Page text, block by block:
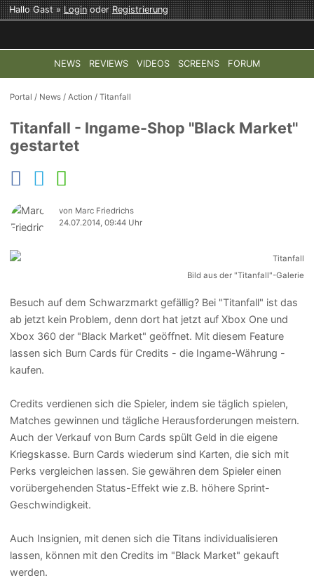
Hallo Gast »LoginoderRegistrierung
NEWS REVIEWS VIDEOS SCREENS FORUM
TOP-THEMEN: COD: MODERN WARFARE 4 HALO:
Portal / News /Action /Titanfall
Titanfall - Ingame-Shop "Black Market"
gestartet
von Marc Friedrichs
24.07.2014, 09:44 Uhr
Bild aus der "Titanfall"-Galerie
Besuch auf dem Schwarzmarkt gefällig? Bei "Titanfall" ist das
ab jetzt kein Problem, denn dort hat jetzt auf Xbox One und
Xbox 360 der "Black Market" geöffnet. Mit diesem Feature
lassen sich Burn Cards für Credits - die Ingame-Währung -
kaufen.
Credits verdienen sich die Spieler, indem sie täglich spielen,
Matches gewinnen und tägliche Herausforderungen meistern.
Auch der Verkauf von Burn Cards spült Geld in die eigene
Kriegskasse. Burn Cards wiederum sind Karten, die sich mit
Perks vergleichen lassen. Sie gewähren dem Spieler einen
vorübergehenden Status-Effekt wie z.B. höhere Sprint-
Geschwindigkeit.
Auch Insignien, mit denen sich die Titans individualisieren
lassen, können mit den Credits im "Black Market" gekauft
werden.